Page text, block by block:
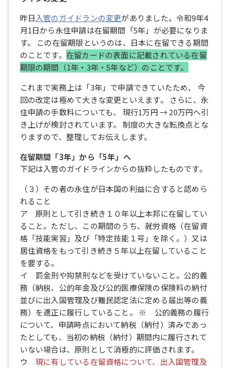
昨日入管のガイドランの変更がありました。令和9年4
月1日から永住申請は在留期間「5年」が必要になりま
す。 この在留期限というのは、日本に在留できる期間
のことです。 在留カードの表面に記載されている在留
期限の期間（1年・3年・5年など）のことです。
これまで実務上は「3年」で申請できていたため、 今
回の改定は極めて大きな変更といえます。 さらに、永
住申請の手数料についても、 現行1万円 → 20万円へ引
き上げが検討されています。 制度の大きな転換点とな
りますので、整理してお伝えします。
在留期間「3年」から「5年」へ
下記は入管のガイドラインからの抜粋したものです。
（３）その者の永住が日本国の利益に合すると認めら
れること
ア 原則として引き続き１０年以上本邦に在留してい
ること。ただし、この期間のうち、就労資格（在留資
格「技能実習」及び「特定技能１号」を除く。）又は
居住資格をもって引き続き５年以上在留していること
を要する。
イ 罰金刑や拘禁刑などを受けていないこと。公的義
務（納税、公的年金及び公的医療保険の保険料の納付
並びに出入国管理及び難民認定法に定める届出等の義
務）を適正に履行していること。 ※ 公的義務の履行
について、申請時点において納税（納付）済みであっ
たとしても、当初の納税（納付）期間内に履行されて
いない場合は、原則として消極的に評価されます。
ウ 現に有している在留資格について、出入国管理及